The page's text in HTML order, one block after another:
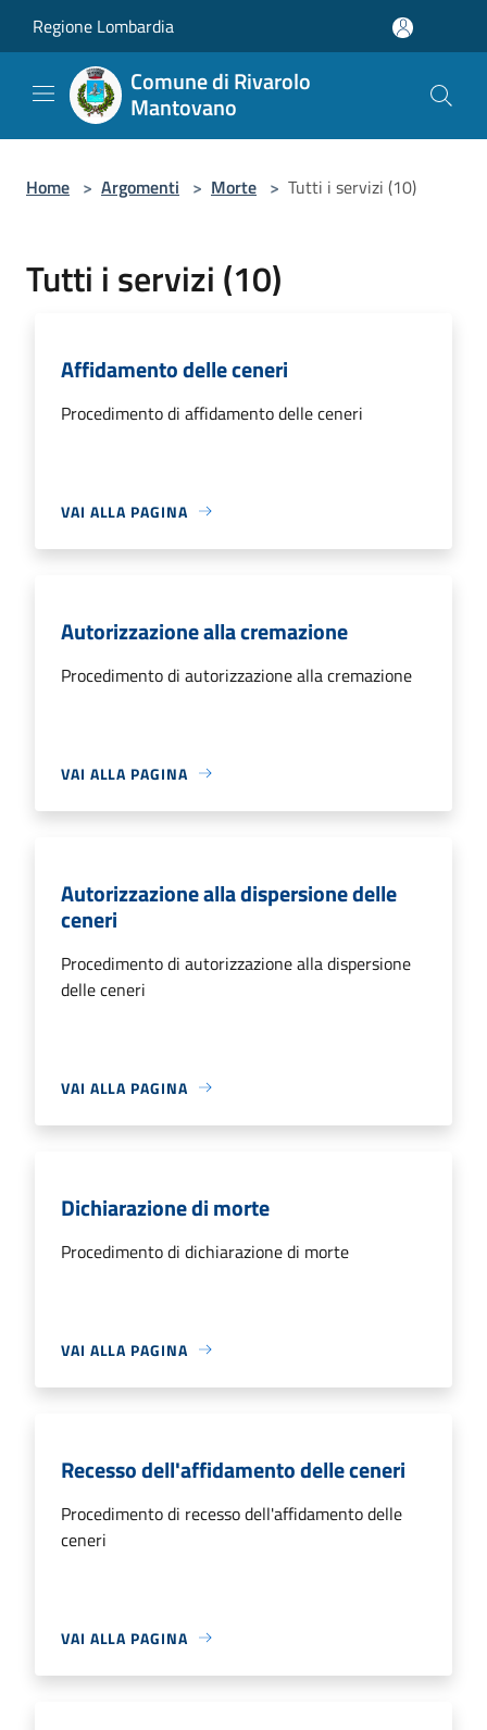
Regione Lombardia
Comune di Rivarolo
Mantovano
Home > Argomenti > Morte > Tutti i servizi (10)
Tutti i servizi (10)
Affidamento delle ceneri
Procedimento di affidamento delle ceneri
VAI ALLA PAGINA
Autorizzazione alla cremazione
Procedimento di autorizzazione alla cremazione
VAI ALLA PAGINA
Autorizzazione alla dispersione delle
ceneri
Procedimento di autorizzazione alla dispersione
delle ceneri
VAI ALLA PAGINA
Dichiarazione di morte
Procedimento di dichiarazione di morte
VAI ALLA PAGINA
Recesso dell'affidamento delle ceneri
Procedimento di recesso dell'affidamento delle
ceneri
VAI ALLA PAGINA